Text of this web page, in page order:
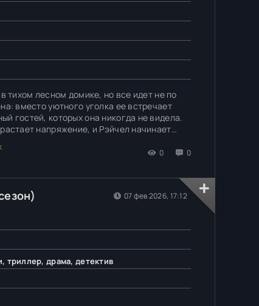
тихом лесном домике, но все идет не по
вместо уютного уголка ее встречает
гостей, которых она никогда не видела.
напряжение, и Рэйчел начинает
0 0
триллер, драма, детектив
07 фев 2026, 17:12